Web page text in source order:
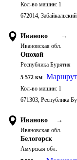
Кол-во машин: 1
672014,
Иваново →
Ивановская обл.
Онохой
Республика Бурятия
5 572 км Маршрут
Кол-во машин: 1
671303, Республика
Иваново →
Ивановская обл.
Белогорск
Амурская обл.